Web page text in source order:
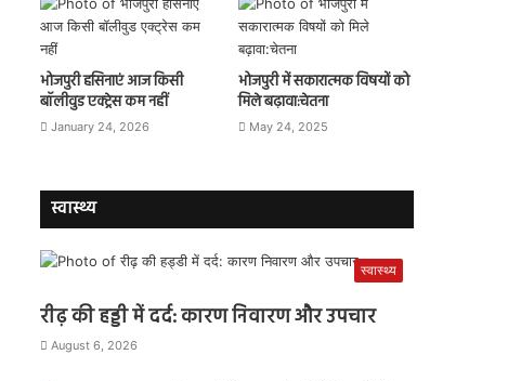
भोजपुरी हसिनाएं आज किसी
बॉलीवुड एक्ट्रेस कम नहीं
January 24, 2026
भोजपुरी में सकारात्मक विषयों को
मिले बढ़ावा:चेतना
May 24, 2025
स्वास्थ्य
स्वास्थ्य
रीढ़ की हड्डी में दर्द: कारण निवारण और उपचार
August 6, 2026